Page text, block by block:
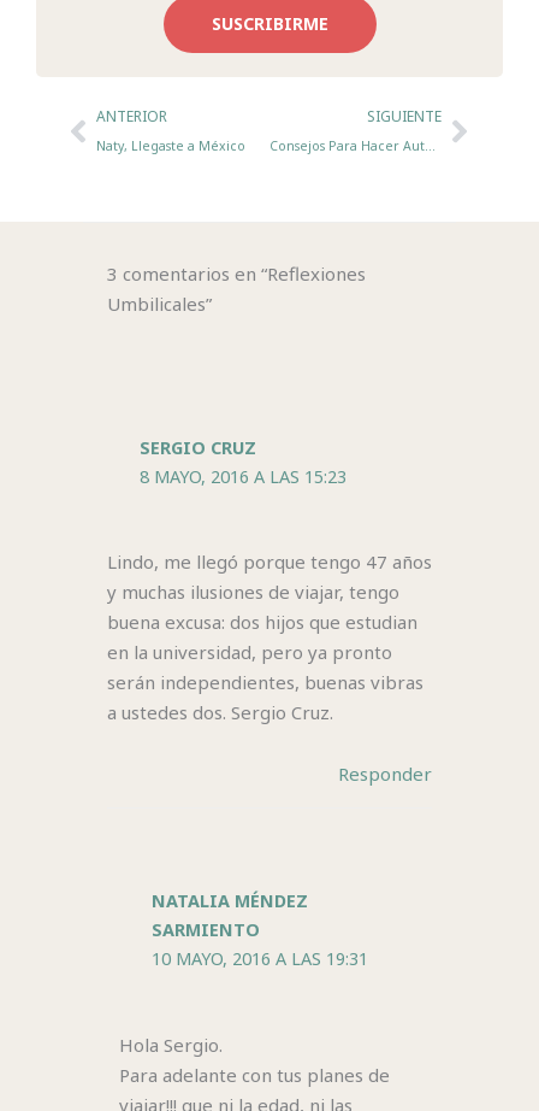
SUSCRIBIRME
AntANTERIOR
Naty, Llegaste a México
SIGUIENTE
Consejos Para Hacer Autostop
3 comentarios en “Reflexiones
Umbilicales”
SERGIO CRUZ
8 MAYO, 2016 A LAS 15:23
Lindo, me llegó porque tengo 47 años
y muchas ilusiones de viajar, tengo
buena excusa: dos hijos que estudian
en la universidad, pero ya pronto
serán independientes, buenas vibras
a ustedes dos. Sergio Cruz.
Responder
NATALIA MÉNDEZ
SARMIENTO
10 MAYO, 2016 A LAS 19:31
Hola Sergio.
Para adelante con tus planes de
viajar!!! que ni la edad, ni las